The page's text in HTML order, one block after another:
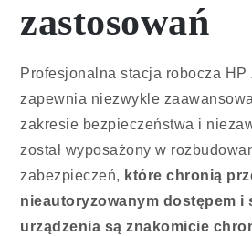
zastosowań
Profesjonalna stacja robocza HP
zapewnia niezwykle
zakresie bezpieczeństwa i
został wyposażony w
zabezpieczeń, które chronią
nieautoryzowanym dostępem i
urządzenia są znakomicie